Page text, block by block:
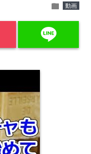
folder 動画
line